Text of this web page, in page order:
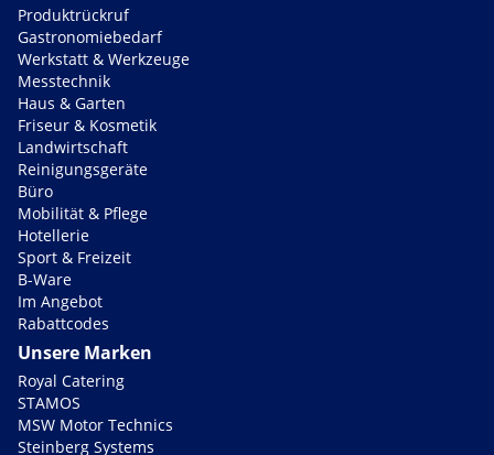
Produktrückruf
Gastronomiebedarf
Werkstatt & Werkzeuge
Messtechnik
Haus & Garten
Friseur & Kosmetik
Landwirtschaft
Reinigungsgeräte
Büro
Mobilität & Pflege
Hotellerie
Sport & Freizeit
B-Ware
Im Angebot
Rabattcodes
Unsere Marken
Royal Catering
STAMOS
MSW Motor Technics
Steinberg Systems